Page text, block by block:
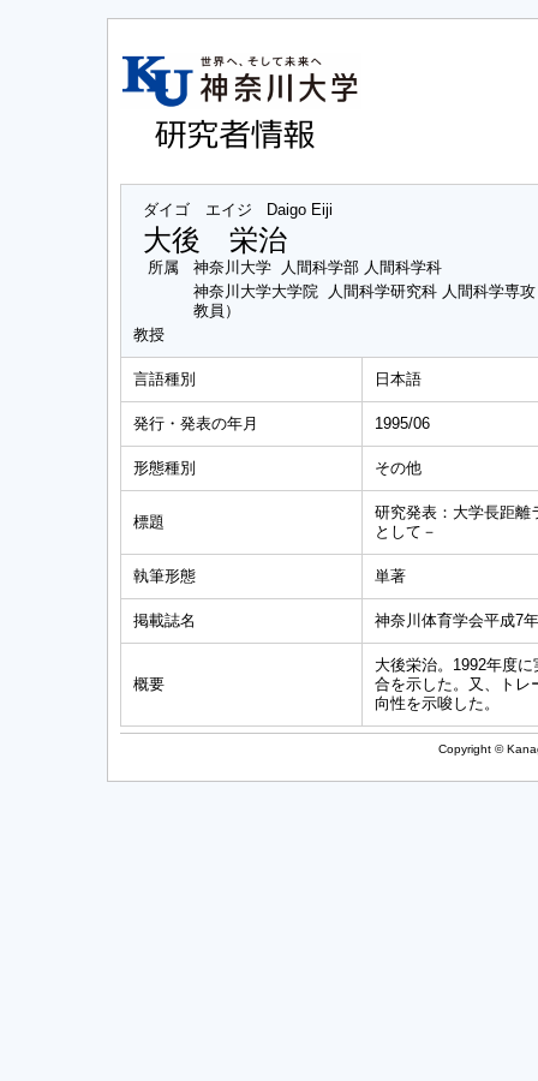
ダイゴ エイジ Daigo Eiji
大後 栄治
所属
神奈川大学 人間科学部 人間科学科
神奈川大学大学院 人間科学研究科 人間科学専
教員）
教授
言語種別 日本語
発行・発表の年月 1995/06
形態種別 その他
標題
研究発表：大学長距離
として－
執筆形態 単著
掲載誌名 神奈川体育学会平成7
概要
大後栄治。1992年度
合を示した。又、トレ
向性を示唆した。
Copyright ©